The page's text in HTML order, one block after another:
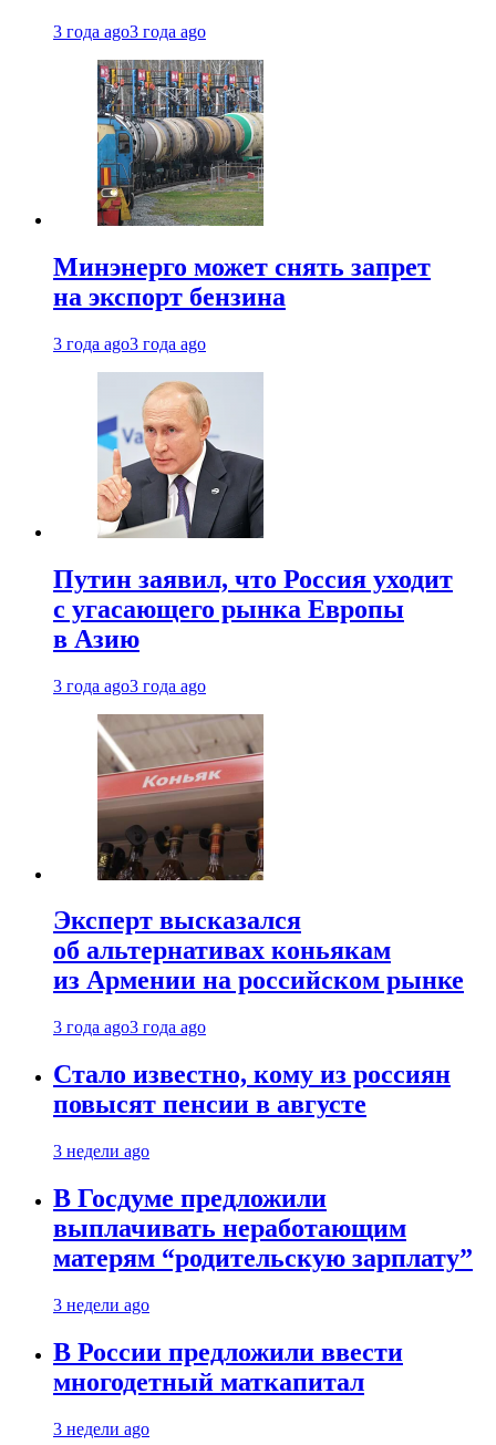
3 года ago3 года ago
Минэнерго может снять запрет
на экспорт бензина
3 года ago3 года ago
Путин заявил, что Россия уходит
с угасающего рынка Европы
в Азию
3 года ago3 года ago
Эксперт высказался
об альтернативах коньякам
из Армении на российском рынке
3 года ago3 года ago
Стало известно, кому из россиян
повысят пенсии в августе
3 недели ago
В Госдуме предложили
выплачивать неработающим
матерям “родительскую зарплату”
3 недели ago
В России предложили ввести
многодетный маткапитал
3 недели ago